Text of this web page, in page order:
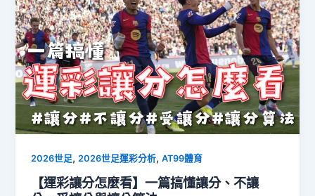
2026世足,2026世足運彩分析,AT99體育
【運彩讓分怎麼看】一篇搞懂讓分、不讓